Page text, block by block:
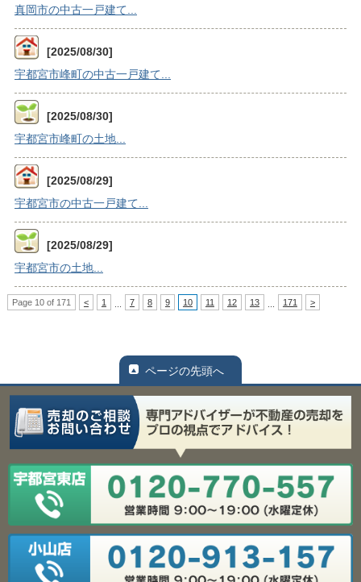
真岡市の中古一戸建て...
[2025/08/30]
宇都宮市峰町の中古一戸建て...
[2025/08/30]
宇都宮市峰町の土地...
[2025/08/29]
宇都宮市の中古一戸建て...
[2025/08/29]
宇都宮市の土地...
Page 10 of 171 < 1 7 8 9 10 11 12 13 171 >
ページの先頭へ